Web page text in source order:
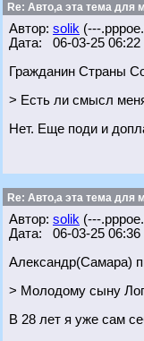
Re: Авто,а эта тема для
Автор: solik (---
Дата: 06-03-25 06:22
Гражданин Страны
> Есть ли смысл
Нет. Еще поди и
Re: Авто,а эта тема для
Автор: solik (---
Дата: 06-03-25 06:36
Александр(Самара)
> Молодому сыну
В 28 лет я уже сам